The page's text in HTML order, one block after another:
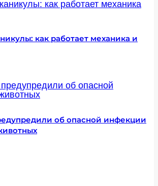
как работает механика и
об опасной инфекции